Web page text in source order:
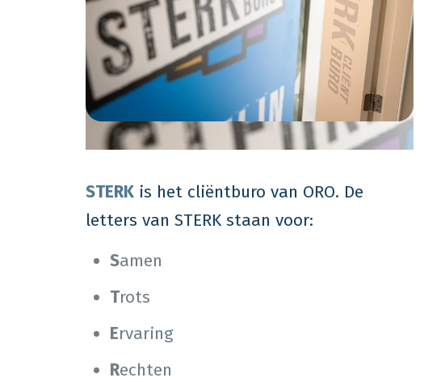
STERKis het cliëntburo van ORO. De
letters van STERK staan voor:
Samen
Trots
Ervaring
Rechten